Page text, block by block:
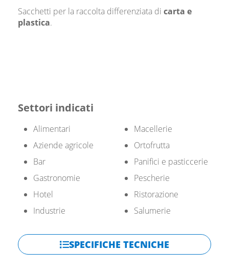
Sacchetti per la raccolta differenziata di carta e
plastica.
Settori indicati
Alimentari
Aziende agricole
Bar
Gastronomie
Hotel
Industrie
Macellerie
Ortofrutta
Panifici e pasticcerie
Pescherie
Ristorazione
Salumerie
SPECIFICHE TECNICHE